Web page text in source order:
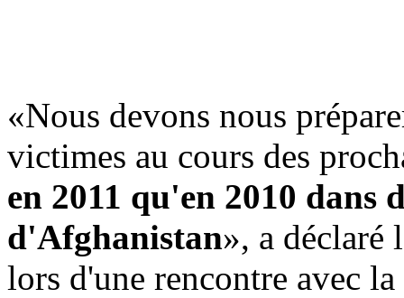
«Nous devons nous
victimes au cours des
en 2011 qu'en 2010 dans
d'Afghanistan», a déclaré
lors d'une rencontre avec